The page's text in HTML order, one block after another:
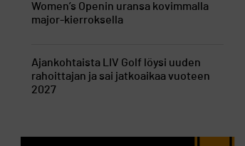
Women’s Openin uransa kovimmalla
major-kierroksella
Ajankohtaista
LIV Golf löysi uuden
rahoittajan ja sai jatkoaikaa vuoteen
2027